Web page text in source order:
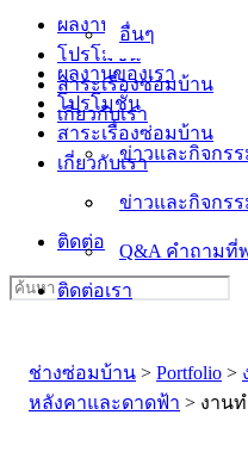
อื่นๆ
ผลงานของเรา
โปรโมชั่น
สาระเรื่องซ่อมบ้าน
เกี่ยวกับเรา
ข่าวและกิจกรร
Q&A คำถามที่
ติดต่อเรา
ผลงานของเรา
โปรโมชั่น
สาระเรื่องซ่อมบ้าน
เกี่ยวกับเรา
ข่าวและกิจกรร
Q&A คำถามที่พ
ติดต่อเรา
Search
for:
ช่างซ่อมบ้าน > Portfolio >
หลังคาและดาดฟ้า > งาน